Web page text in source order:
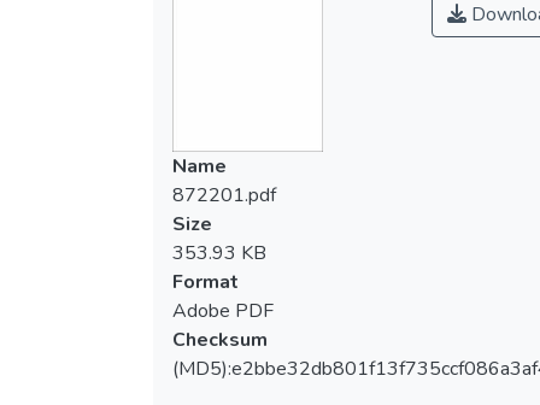
Name
872201.pdf
Size
353.93 KB
Format
Adobe PDF
Checksum